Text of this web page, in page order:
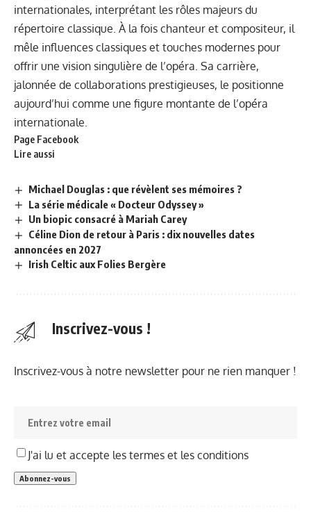
internationales, interprétant les rôles majeurs du
répertoire classique. À la fois chanteur et compositeur, il
mêle influences classiques et touches modernes pour
offrir une vision singulière de l’opéra. Sa carrière,
jalonnée de collaborations prestigieuses, le positionne
aujourd’hui comme une figure montante de l’opéra
internationale.
Page Facebook
Lire aussi
Michael Douglas : que révèlent ses mémoires ?
La série médicale « Docteur Odyssey »
Un biopic consacré à Mariah Carey
Céline Dion de retour à Paris : dix nouvelles dates
annoncées en 2027
Irish Celtic aux Folies Bergère
Inscrivez-vous !
Inscrivez-vous à notre newsletter pour ne rien manquer !
J'ai lu et accepte les termes et les conditions